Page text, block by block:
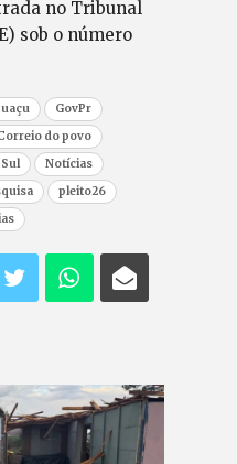
no Tribunal
sob o número
GovPr
do povo
Notícias
pleito26